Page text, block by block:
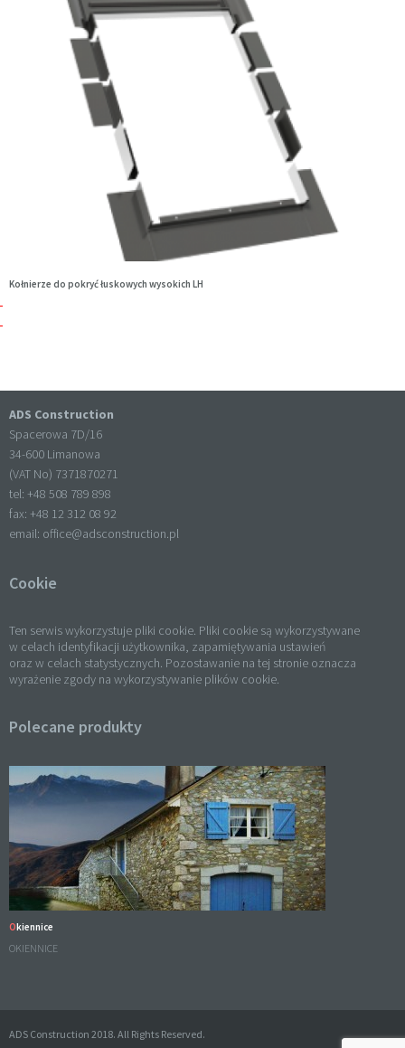
Kołnierze do pokryć łuskowych wysokich LH
ADS Construction
Spacerowa 7D/16
34-600 Limanowa
(VAT No) 7371870271
tel: +48 508 789 898
fax: +48 12 312 08 92
email: office@adsconstruction.pl
Cookie
Ten serwis wykorzystuje pliki cookie. Pliki cookie są wykorzystywane
w celach identyfikacji użytkownika, zapamiętywania ustawień
oraz w celach statystycznych. Pozostawanie na tej stronie oznacza
wyrażenie zgody na wykorzystywanie plików cookie.
Polecane produkty
Okiennice
OKIENNICE
ADS Construction 2018. All Rights Reserved.